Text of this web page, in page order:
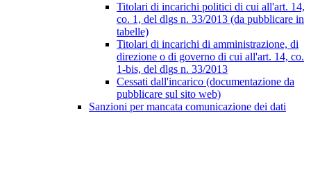
Titolari di incarichi politici di cui all'art. 14,
co. 1, del dlgs n. 33/2013 (da pubblicare in
tabelle)
Titolari di incarichi di amministrazione, di
direzione o di governo di cui all'art. 14, co.
1-bis, del dlgs n. 33/2013
Cessati dall'incarico (documentazione da
pubblicare sul sito web)
Sanzioni per mancata comunicazione dei dati